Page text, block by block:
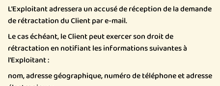
L’Exploitant adressera un accusé de réception de la demande
de rétractation du Client par e-mail.
Le cas échéant, le Client peut exercer son droit de
rétractation en notifiant les informations suivantes à
l’Exploitant :
nom, adresse géographique, numéro de téléphone et adresse